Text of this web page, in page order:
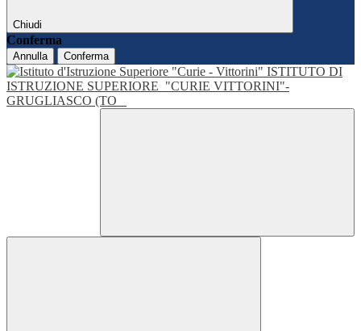
Chiudi
Conferma
Annulla Conferma
ISTITUTO DI
ISTRUZIONE SUPERIORE "CURIE VITTORINI"-
GRUGLIASCO (TO